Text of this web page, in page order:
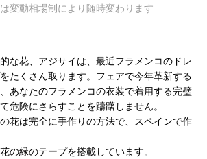
変動相場制により随時変わります
な花、アジサイは、最近フラメンコのドレ
たくさん取ります。フェアで今年革新する
あなたのフラメンコの衣装で着用する完璧
危険にさらすことを躊躇しません。
花は完全に手作りの方法で、スペインで作
の緑のテープを搭載しています。